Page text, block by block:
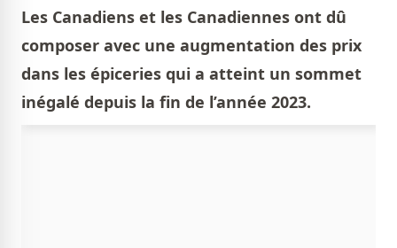
Les Canadiens et les Canadiennes ont dû
composer avec une augmentation des prix
dans les épiceries qui a atteint un sommet
inégalé depuis la fin de l’année 2023.